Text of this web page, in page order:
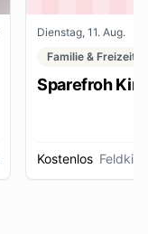
Dienstag, 11. Aug.
Familie & Freizeit
Sparefroh
Kostenlos